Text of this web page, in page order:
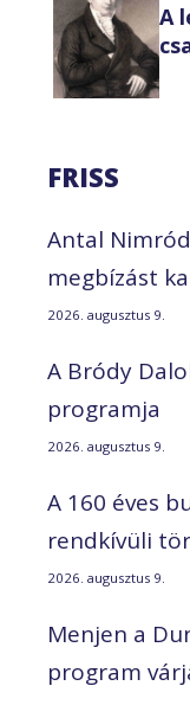
A
FRISS
Antal
megbízást
2026. augusztus 9.
A Bródy
programja
2026. augusztus 9.
A 160 éves
rendkívüli
2026. augusztus 9.
Menjen a
program